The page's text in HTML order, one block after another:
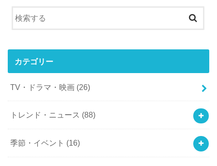
カテゴリー
TV・ドラマ・映画 (26)
トレンド・ニュース (88)
季節・イベント (16)